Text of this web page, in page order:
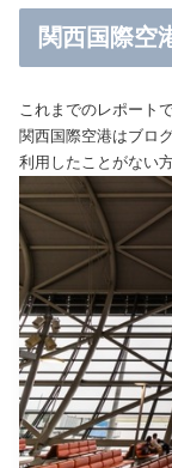
関西国際空
これまでのレポート
関西国際空港はブロ
利用したことがない